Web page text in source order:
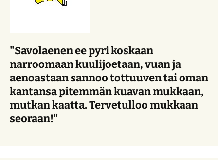
"Savolaenen ee pyri koskaan
narroomaan kuulijoetaan, vuan ja
aenoastaan sannoo tottuuven tai oman
kantansa pitemmän kuavan mukkaan,
mutkan kaatta. Tervetulloo mukkaan
seoraan!"